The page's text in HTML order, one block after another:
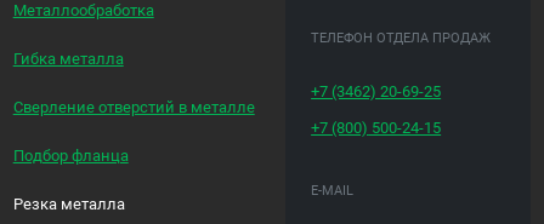
Металлообработка
Гибка металла
Сверление отверстий в металле
Подбор фланца
Резка металла
ТЕЛЕФОН ОТДЕЛА ПРОДАЖ
+7 (3462)20-69-25
+7 (800) 500-24-15
E-MAIL